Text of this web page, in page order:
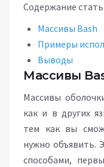
Содержание
Массивы Bash
Примеры
Выводы
Массивы
Массивы
как и в других
тем как вы
нужно объявить.
способами,